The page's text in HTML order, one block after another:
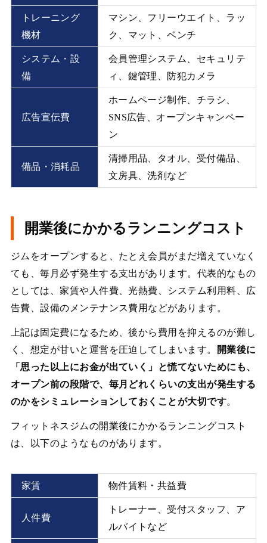
トレーニング
機材
マシン、フリーウエイト、ラッ
ク、マット、ベンチ
システム・設
備
会員管理システム、セキュリテ
ィ、鍵管理、防犯カメラ
広告宣伝費
ホームページ制作、チラシ、
SNS広告、オープンキャンペー
ン
備品・消耗品
清掃用品、タオル、受付備品、
文房具、洗剤など
開業後にかかるランニングコスト
ジムをオープンすると、たとえ会員がまだ増えていなく
ても、毎月必ず発生する支出があります。代表的なもの
としては、家賃や人件費、光熱費、システム利用料、広
告費、設備のメンテナンス費用などがあります。
上記は固定費になるため、後から費用を抑えるのが難し
く、想定が甘いと運営を圧迫してしまいます。
開業後に
「思った以上にお金が出ていく」と慌てないためにも、
オープン前の段階で、毎月どれくらいの支出が発生する
のかをシミュレーションしておくことが大切です。
フィットネスジムの開業後にかかるランニングコスト
は、以下のようなものがあります。
家賃 物件賃料・共益費
人件費
トレーナー、受付スタッフ、ア
ルバイトなど